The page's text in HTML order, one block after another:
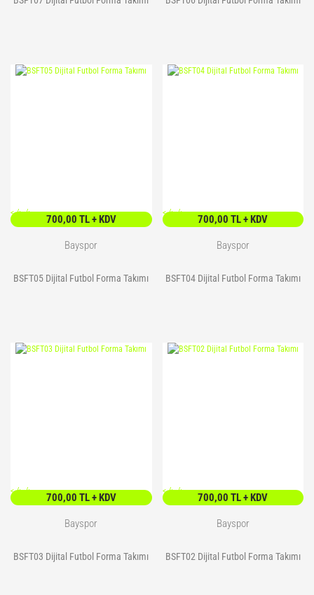
</> />
700,00 TL + KDV
Bayspor
BSFT05 Dijital Futbol Forma Takımı
</> />
700,00 TL + KDV
Bayspor
BSFT04 Dijital Futbol Forma Takımı
</> />
700,00 TL + KDV
Bayspor
BSFT03 Dijital Futbol Forma Takımı
</> />
700,00 TL + KDV
Bayspor
BSFT02 Dijital Futbol Forma Takımı